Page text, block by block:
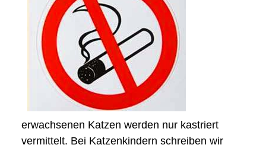
erwachsenen Katzen werden nur kastriert
vermittelt. Bei Katzenkindern schreiben wir